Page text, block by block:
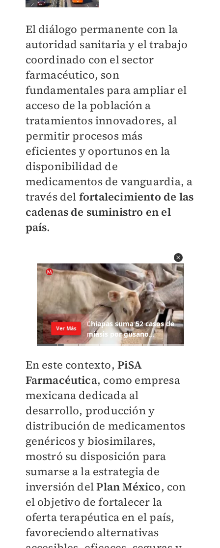
El diálogo permanente con la
autoridad sanitaria y el trabajo
coordinado con el sector
farmacéutico, son
fundamentales para ampliar el
acceso de la población a
tratamientos innovadores, al
permitir procesos más
eficientes y oportunos en la
disponibilidad de
medicamentos de vanguardia, a
través del fortalecimiento de las
cadenas de suministro en el
país.
En este contexto,PiSA
Farmacéutica, como empresa
mexicana dedicada al
desarrollo, producción y
distribución de medicamentos
genéricos y biosimilares,
mostró su disposición para
sumarse a la estrategia de
inversión delPlan México, con
el objetivo de fortalecer la
oferta terapéutica en el país,
favoreciendo alternativas